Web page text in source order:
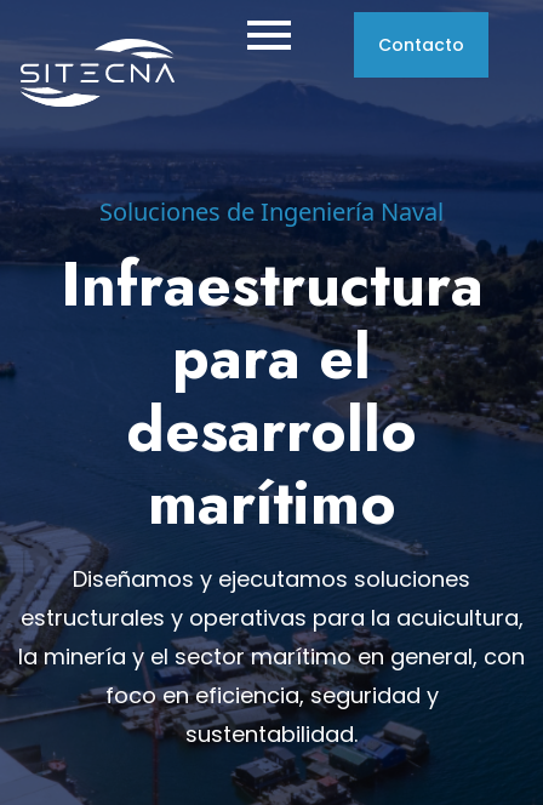
Contacto
Soluciones de Ingeniería Naval
Infraestructura
para el
desarrollo
marítimo
Diseñamos y ejecutamos soluciones
estructurales y operativas para la acuicultura,
la minería y el sector marítimo en general, con
foco en eficiencia, seguridad y
sustentabilidad.